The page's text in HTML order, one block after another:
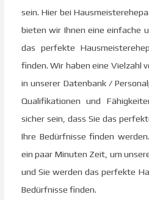
sein. Hier bei
bieten wir Ihnen eine einfache
das perfekte
finden. Wir haben eine Vielzahl
in unserer Datenbank /
Qualifikationen und
sicher sein, dass Sie das
Ihre Bedürfnisse finden
ein paar Minuten Zeit, um
und Sie werden das perfekte
Bedürfnisse finden.